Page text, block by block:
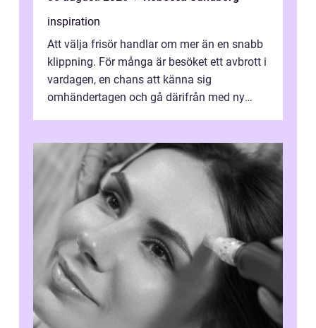
inspiration
Att välja frisör handlar om mer än en snabb
klippning. För många är besöket ett avbrott i
vardagen, en chans att känna sig
omhändertagen och gå därifrån med ny